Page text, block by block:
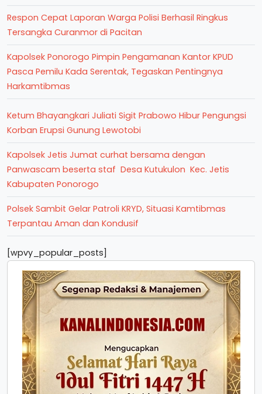
Respon Cepat Laporan Warga Polisi Berhasil Ringkus
Tersangka Curanmor di Pacitan
Kapolsek Ponorogo Pimpin Pengamanan Kantor KPUD
Pasca Pemilu Kada Serentak, Tegaskan Pentingnya
Harkamtibmas
Ketum Bhayangkari Juliati Sigit Prabowo Hibur Pengungsi
Korban Erupsi Gunung Lewotobi
Kapolsek Jetis Jumat curhat bersama dengan
Panwascam beserta staf Desa Kutukulon Kec. Jetis
Kabupaten Ponorogo
Polsek Sambit Gelar Patroli KRYD, Situasi Kamtibmas
Terpantau Aman dan Kondusif
[wpvy_popular_posts]